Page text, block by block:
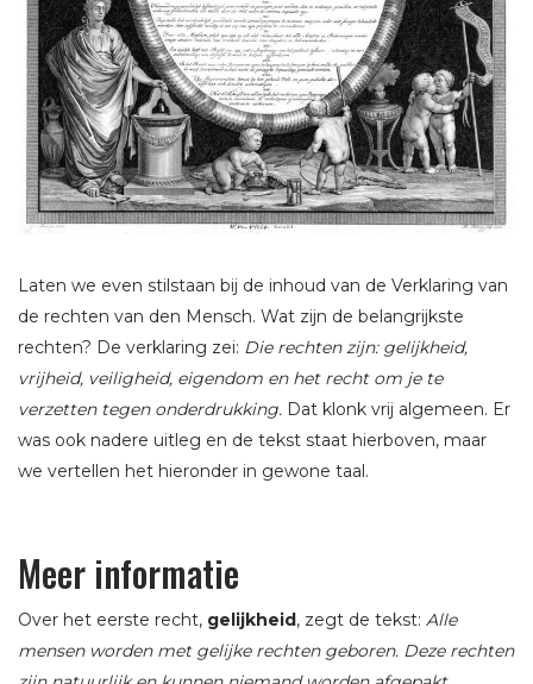
Laten we even stilstaan bij de inhoud van de Verklaring van
de rechten van den Mensch. Wat zijn de belangrijkste
rechten? De verklaring zei: Die rechten zijn: gelijkheid,
vrijheid, veiligheid, eigendom en het recht om je te
verzetten tegen onderdrukking. Dat klonk vrij algemeen. Er
was ook nadere uitleg en de tekst staat hierboven, maar
we vertellen het hieronder in gewone taal.
Meer informatie
Over het eerste recht, gelijkheid, zegt de tekst: Alle
mensen worden met gelijke rechten geboren. Deze rechten